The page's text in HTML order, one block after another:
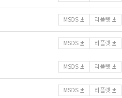
MSDS 리플렛
MSDS 리플렛
MSDS 리플렛
MSDS 리플렛